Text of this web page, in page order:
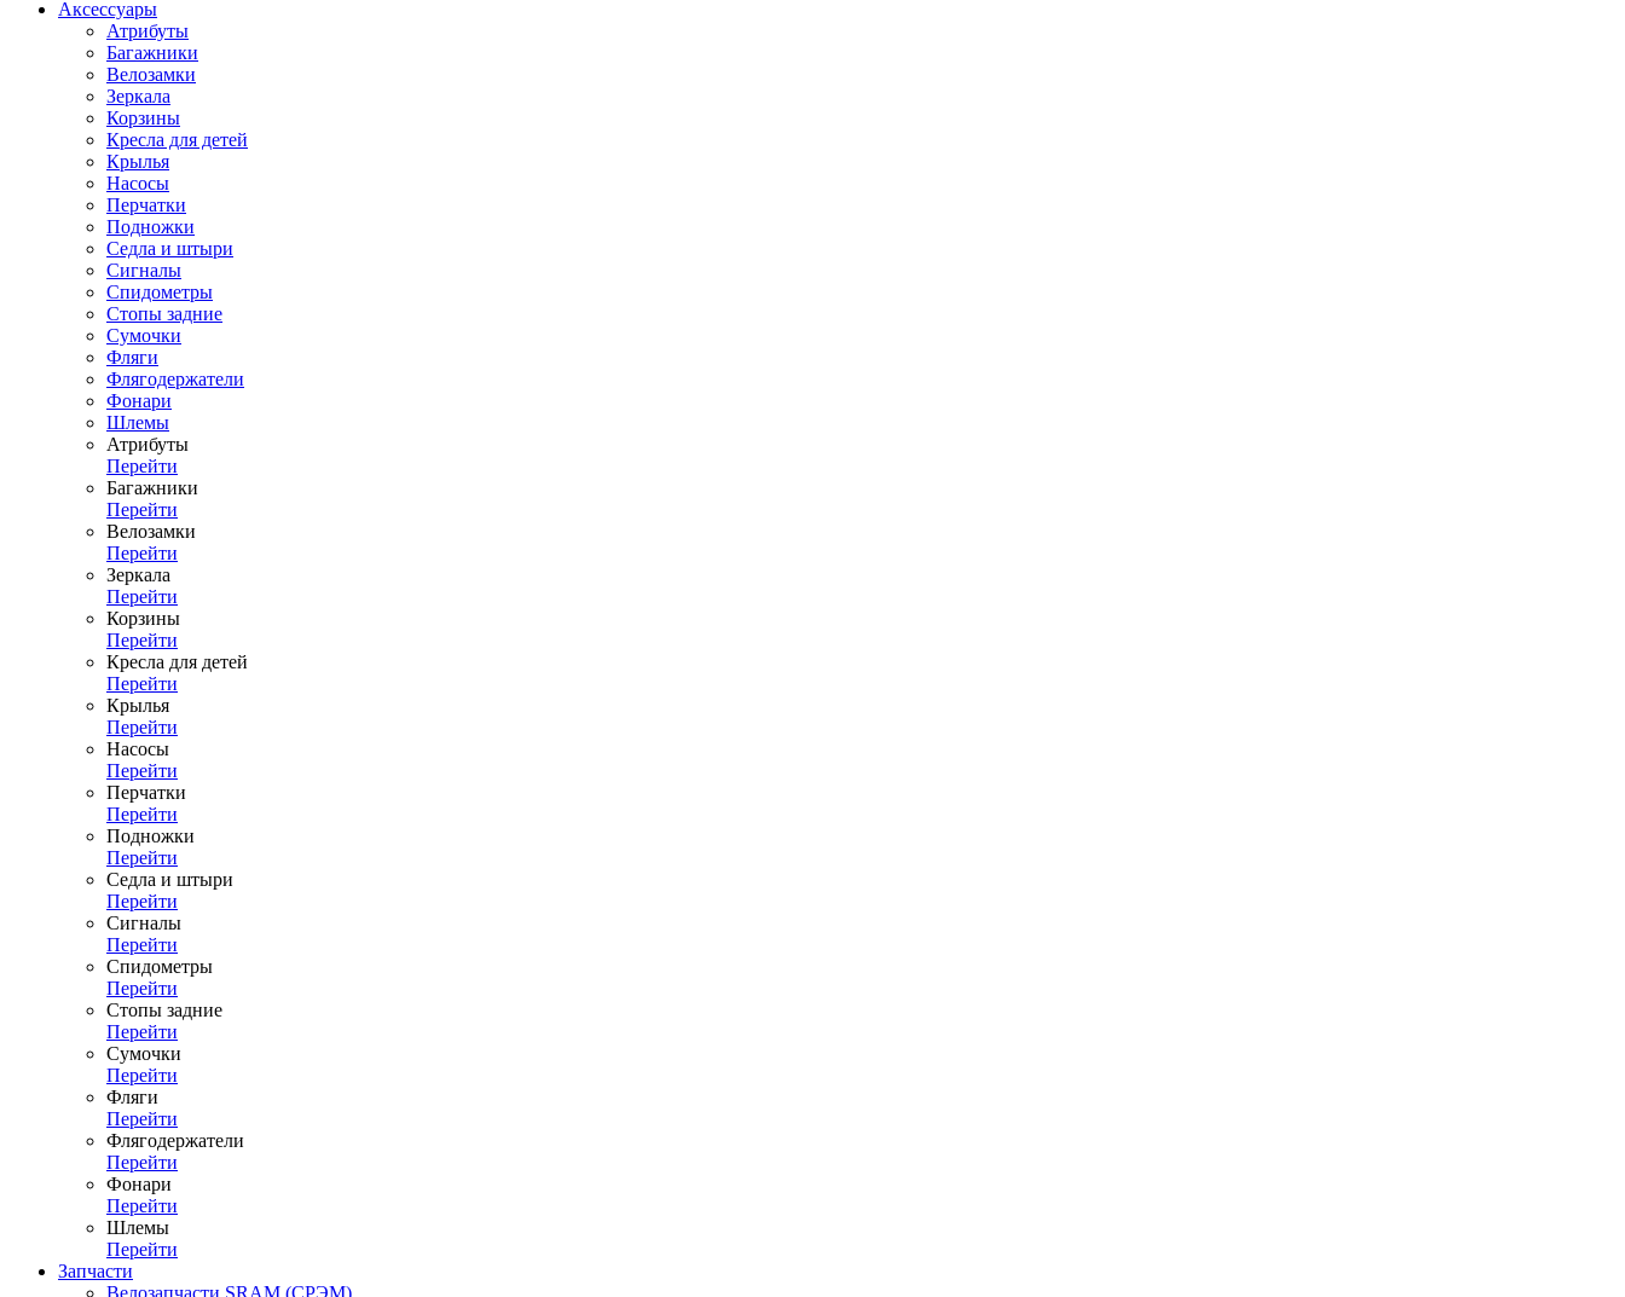
Аксессуары
Атрибуты
Багажники
Велозамки
Зеркала
Корзины
Кресла для детей
Крылья
Насосы
Перчатки
Подножки
Седла и штыри
Сигналы
Спидометры
Стопы задние
Сумочки
Фляги
Флягодержатели
Фонари
Шлемы
Атрибуты
Перейти
Багажники
Перейти
Велозамки
Перейти
Зеркала
Перейти
Корзины
Перейти
Кресла для детей
Перейти
Крылья
Перейти
Насосы
Перейти
Перчатки
Перейти
Подножки
Перейти
Седла и штыри
Перейти
Сигналы
Перейти
Спидометры
Перейти
Стопы задние
Перейти
Сумочки
Перейти
Фляги
Перейти
Флягодержатели
Перейти
Фонари
Перейти
Шлемы
Перейти
Запчасти
Велозапчасти SRAM (СРЭМ)